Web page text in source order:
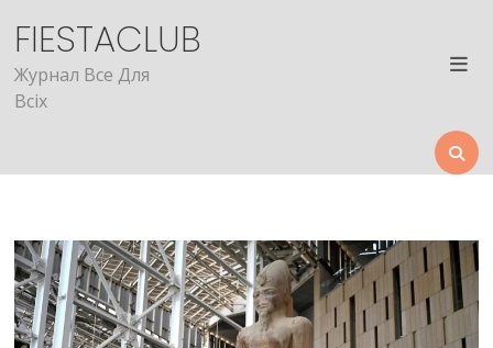
content
FIESTACLUB
Журнал Все Для
Всіх